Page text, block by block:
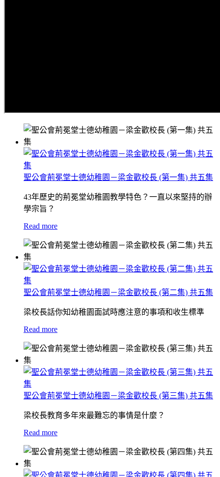
聖公會荊冕堂士德幼稚園－梁金歡校長 (第一集) 共五集
43年歷史的荊冕堂幼稚園教學特色？一直以來堅持的辦
學宗旨？
Read more
聖公會荊冕堂士德幼稚園－梁金歡校長 (第二集) 共五集
梁校長話你知幼稚園面試時應注意的事項和收生標準
Read more
聖公會荊冕堂士德幼稚園－梁金歡校長 (第三集) 共五集
梁校長教育多年來最難忘的事情是什麼？
Read more